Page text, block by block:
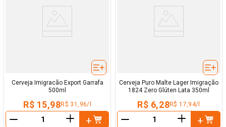
Cerveja Imigracão Export Garrafa
500ml
R$ 15,98R$ 31,96/l
＋
Cerveja Puro Malte Lager Imigração
1824 Zero Glúten Lata 350ml
R$ 6,28R$ 17,94/l
＋